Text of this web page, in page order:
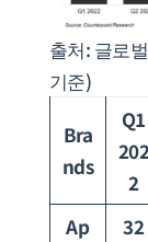
출처: 글로
기준)
Bra
nds
Q1
2
Ap
32